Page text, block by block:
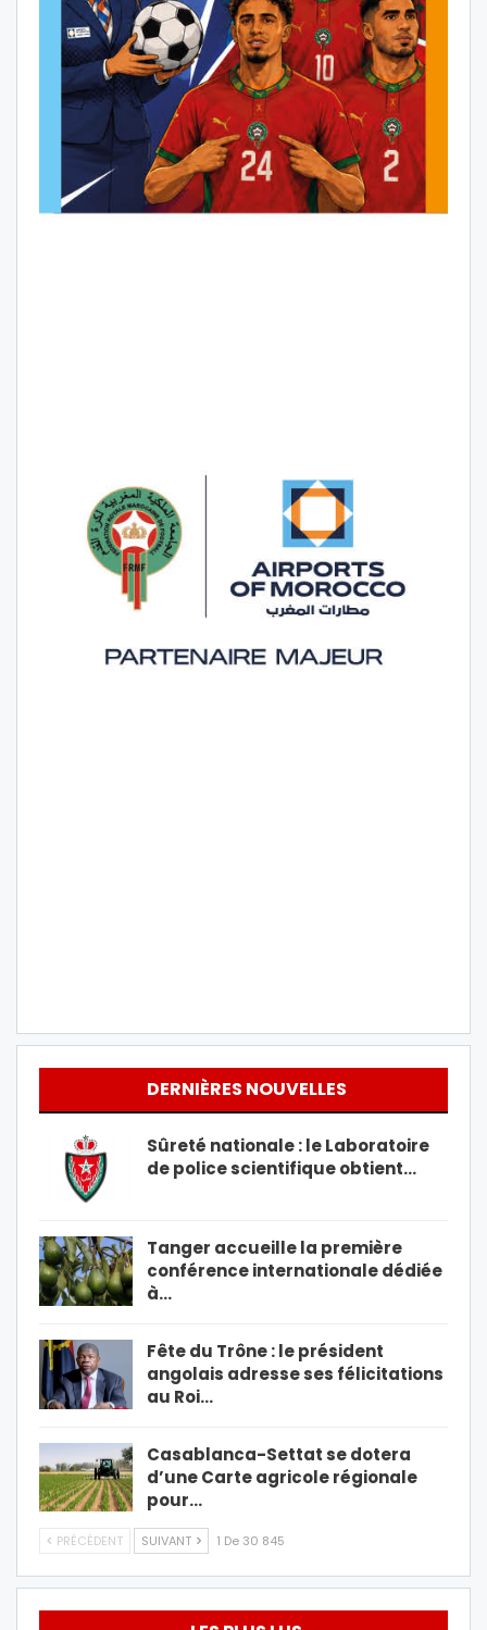
DERNIÈRES NOUVELLES
Sûreté nationale : le Laboratoire
de police scientifique obtient…
Tanger accueille la première
conférence internationale dédiée
à…
Fête du Trône : le président
angolais adresse ses félicitations
au Roi…
Casablanca-Settat se dotera
d’une Carte agricole régionale
pour…
PRÉCÉDENT SUIVANT 1 De 30 845